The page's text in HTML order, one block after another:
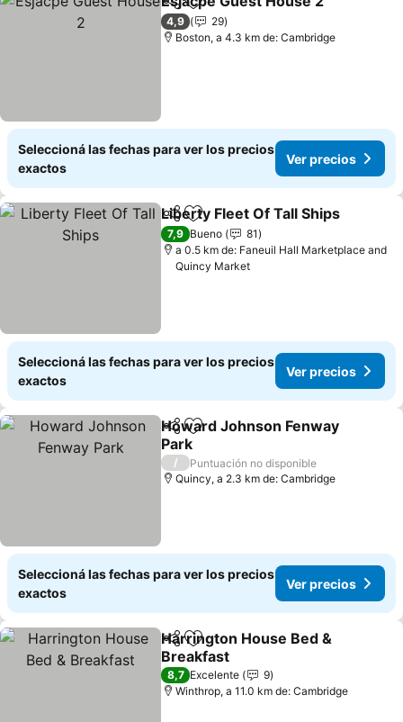
CompartirAñadir a favoritos
4,9
29
Boston, a 4.3 km de: Cambridge
Seleccioná las fechas para ver los precios
exactos
Ver precios
CompartirAñadir a favoritos
Liberty Fleet Of Tall Ships
7,9 Bueno
81
a 0.5 km de: Faneuil Hall Marketplace and
Quincy Market
Seleccioná las fechas para ver los precios
exactos
Ver precios
CompartirAñadir a favoritos
Howard Johnson Fenway
Park
Ver precios
/
Puntuación no disponible
Quincy, a 2.3 km de: Cambridge
Seleccioná las fechas para ver los precios
exactos
Ver precios
CompartirAñadir a favoritos
Harrington House Bed &
Breakfast
Ver precios
8,7 Excelente
9
Winthrop, a 11.0 km de: Cambridge